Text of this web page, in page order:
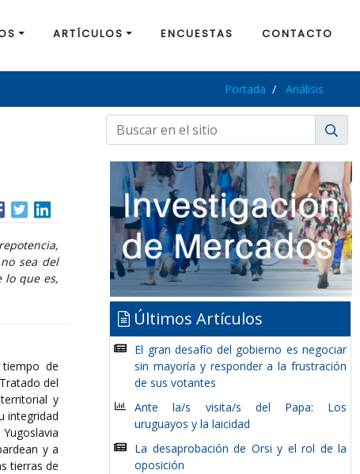
ARTÍCULOS ENCUESTAS CONTACTO
Portada Análisis
sea del
lo que es,
de
del
y
integridad
y a
tierras de
Últimos Artículos
El gran desafío del gobierno es negociar
sin mayoría y responder a la frustración
de sus votantes
Ante la/s visita/s del Papa: Los
uruguayos y la laicidad
La desaprobación de Orsi y el rol de la
oposición